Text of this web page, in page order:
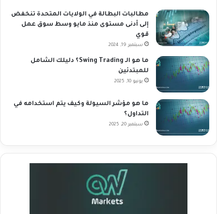
مطالبات البطالة في الولايات المتحدة تنخفض
إلى أدنى مستوى منذ مايو وسط سوق عمل
قوي
سبتمبر 19, 2024
ما هو الـ Swing Trading؟ دليلك الشامل
للمبتدئين
يونيو 10, 2025
ما هو مؤشر السيولة وكيف يتم استخدامه في
التداول؟
سبتمبر 20, 2025